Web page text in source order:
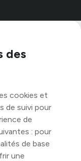
des
cookies et
de suivi pour
de
: pour
de base
une